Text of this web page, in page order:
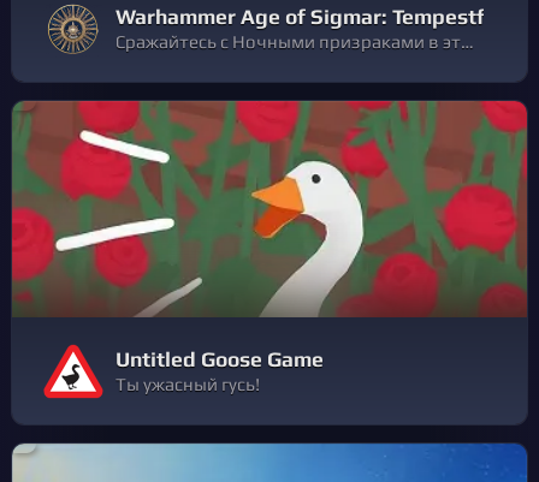
Warhammer Age of Sigmar: Tempestfal
Сражайтесь с Ночными призраками в этом эксклюзиве
Untitled Goose Game
Ты ужасный гусь!